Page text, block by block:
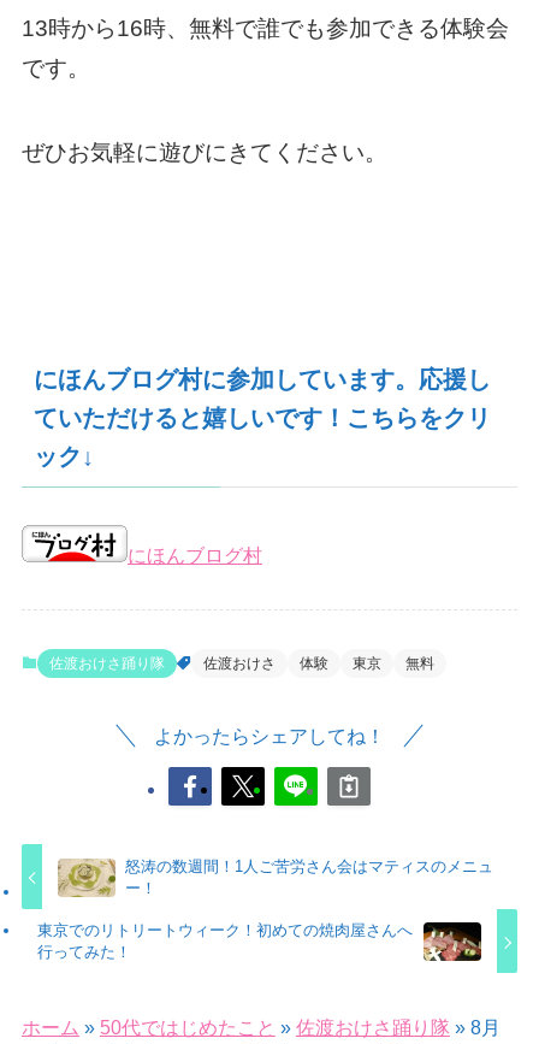
13時から16時、無料で誰でも参加できる体験会
です。
ぜひお気軽に遊びにきてください。
にほんブログ村に参加しています。応援し
ていただけると嬉しいです！こちらをクリ
ック↓
にほんブログ村
佐渡おけさ踊り隊 佐渡おけさ 体験 東京 無料
よかったらシェアしてね！
怒涛の数週間！1人ご苦労さん会はマティスのメニュ
ー！
東京でのリトリートウィーク！初めての焼肉屋さんへ
行ってみた！
ホーム » 50代ではじめたこと » 佐渡おけさ踊り隊 »8月